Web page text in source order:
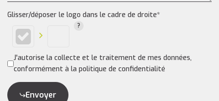
Glisser/déposer le logo dans le cadre de droite*
J'autorise la collecte et le traitement de mes données,
conformément à la politique de confidentialité
Envoyer